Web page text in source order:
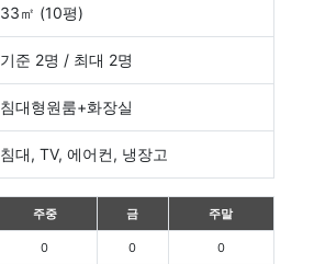
33㎡ (10평)
기준 2명 / 최대 2명
침대형원룸+화장실
침대, TV, 에어컨, 냉장고
주중 금 주말
0 0 0